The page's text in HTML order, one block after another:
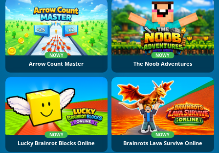
NOWY
Arrow Count Master
NOWY
The Noob Adventures
NOWY
Lucky Brainrot Blocks Online
NOWY
Brainrots Lava Survive Online